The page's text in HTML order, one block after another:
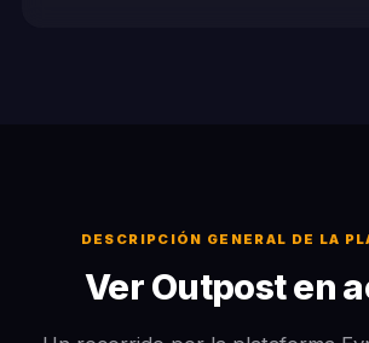
DESCRIPCIÓN GENERAL DE LA
Ver Outpost en